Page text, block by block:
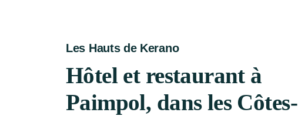
Les Hauts de Kerano
Hôtel et restaurant à
Paimpol, dans les Côtes-